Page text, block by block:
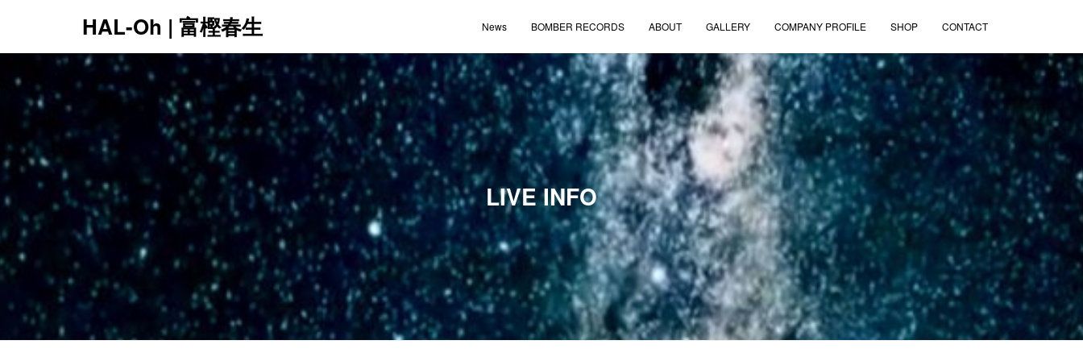
HAL-Oh | 富樫春生 News BOMBER RECORDS ABOUT GALLERY COMPANY PROFILE SHOP CONTACT
LIVE INFO
12:00 AM
1:00 AM
2:00 AM
3:00 AM
4:00 AM